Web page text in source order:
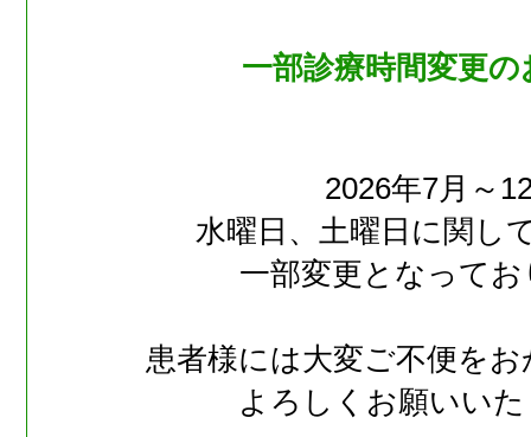
一部診療時間変更
2026年7月～
水曜日、土曜日に関し
一部変更となって
患者様には大変ご不便を
よろしくお願いい